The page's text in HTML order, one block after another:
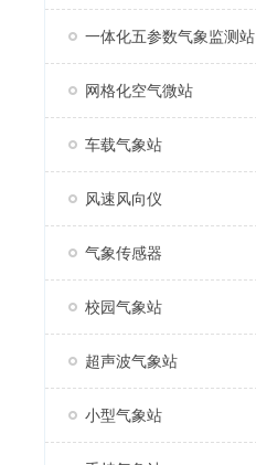
一体化五参数气象监测站
网格化空气微站
车载气象站
风速风向仪
气象传感器
校园气象站
超声波气象站
小型气象站